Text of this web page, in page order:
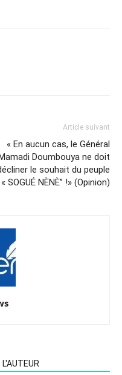
Article suivant
« En aucun cas, le Général
Doumbouya ne doit
le souhait du peuple
« SOGUÉ NÈNÈ’’ !» (Opinion)
L'AUTEUR